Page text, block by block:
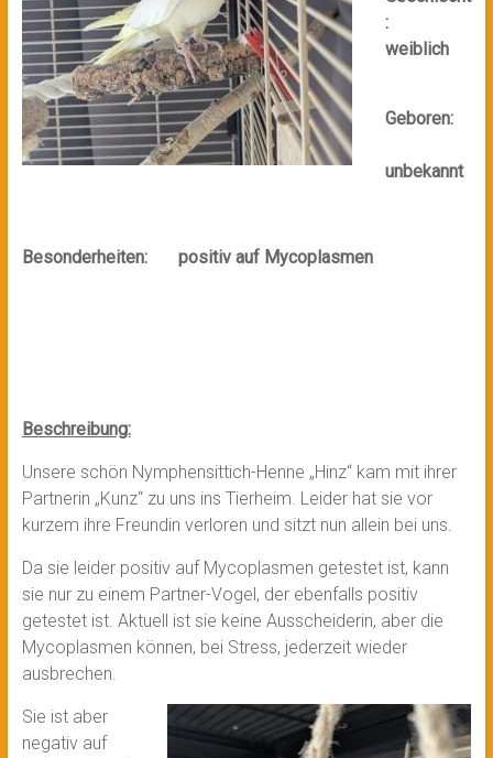
:
weiblich
Geboren:
unbekannt
Besonderheiten: positiv auf Mycoplasmen
Beschreibung:
Unsere schön Nymphensittich-Henne „Hinz“ kam mit ihrer
Partnerin „Kunz“ zu uns ins Tierheim. Leider hat sie vor
kurzem ihre Freundin verloren und sitzt nun allein bei uns.
Da sie leider positiv auf Mycoplasmen getestet ist, kann
sie nur zu einem Partner-Vogel, der ebenfalls positiv
getestet ist. Aktuell ist sie keine Ausscheiderin, aber die
Mycoplasmen können, bei Stress, jederzeit wieder
ausbrechen.
Sie ist aber
negativ auf